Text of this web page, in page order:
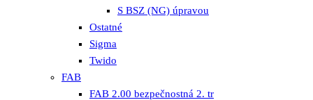
S BSZ (NG) úpravou
Ostatné
Sigma
Twido
FAB
FAB 2.00 bezpečnostná 2. tr